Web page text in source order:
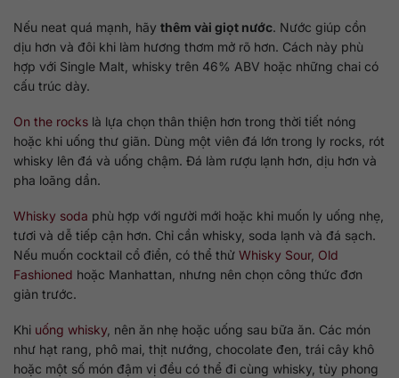
Nếu neat quá mạnh, hãy thêm vài giọt nước. Nước giúp cồn
dịu hơn và đôi khi làm hương thơm mở rõ hơn. Cách này phù
hợp với Single Malt, whisky trên 46% ABV hoặc những chai có
cấu trúc dày.
On the rocks là lựa chọn thân thiện hơn trong thời tiết nóng
hoặc khi uống thư giãn. Dùng một viên đá lớn trong ly rocks, rót
whisky lên đá và uống chậm. Đá làm rượu lạnh hơn, dịu hơn và
pha loãng dần.
Whisky soda phù hợp với người mới hoặc khi muốn ly uống nhẹ,
tươi và dễ tiếp cận hơn. Chỉ cần whisky, soda lạnh và đá sạch.
Nếu muốn cocktail cổ điển, có thể thử Whisky Sour, Old
Fashioned hoặc Manhattan, nhưng nên chọn công thức đơn
giản trước.
Khi uống whisky, nên ăn nhẹ hoặc uống sau bữa ăn. Các món
như hạt rang, phô mai, thịt nướng, chocolate đen, trái cây khô
hoặc một số món đậm vị đều có thể đi cùng whisky, tùy phong